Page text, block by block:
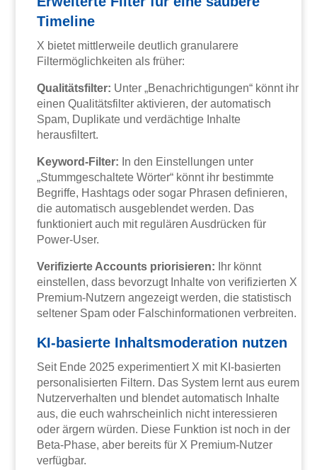
Timeline
X bietet mittlerweile deutlich granularere
Filtermöglichkeiten als früher:
Qualitätsfilter: Unter „Benachrichtigungen“ könnt ihr
einen Qualitätsfilter aktivieren, der automatisch
Spam, Duplikate und verdächtige Inhalte
herausfiltert.
Keyword-Filter: In den Einstellungen unter
„Stummgeschaltete Wörter“ könnt ihr bestimmte
Begriffe, Hashtags oder sogar Phrasen definieren,
die automatisch ausgeblendet werden. Das
funktioniert auch mit regulären Ausdrücken für
Power-User.
Verifizierte Accounts priorisieren: Ihr könnt
einstellen, dass bevorzugt Inhalte von verifizierten X
Premium-Nutzern angezeigt werden, die statistisch
seltener Spam oder Falschinformationen verbreiten.
KI-basierte Inhaltsmoderation nutzen
Seit Ende 2025 experimentiert X mit KI-basierten
personalisierten Filtern. Das System lernt aus eurem
Nutzerverhalten und blendet automatisch Inhalte
aus, die euch wahrscheinlich nicht interessieren
oder ärgern würden. Diese Funktion ist noch in der
Beta-Phase, aber bereits für X Premium-Nutzer
verfügbar.